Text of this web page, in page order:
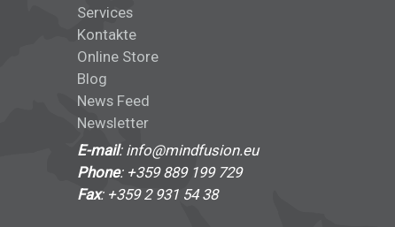
Services
Kontakte
Online Store
Blog
News Feed
Newsletter
E-mail: info@mindfusion.eu
Phone: +359 889 199 729
Fax: +359 2 931 54 38